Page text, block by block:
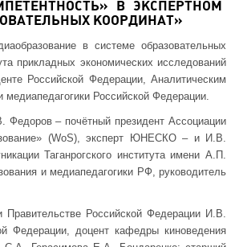
В ЭКСПЕРТНОМ
КООРДИНАТ»
в системе образовательных
прикладных экономических исследований
Российской Федерации, Аналитическим
Российской Федерации.
Федоров – почётный президент Ассоциации
(WoS), эксперт ЮНЕСКО – и И.В.
Таганрогского института имени А.П.
и медиапедагогики РФ, руководитель
Правительстве Российской Федерации И.В.
Федерации, доцент кафедры киноведения